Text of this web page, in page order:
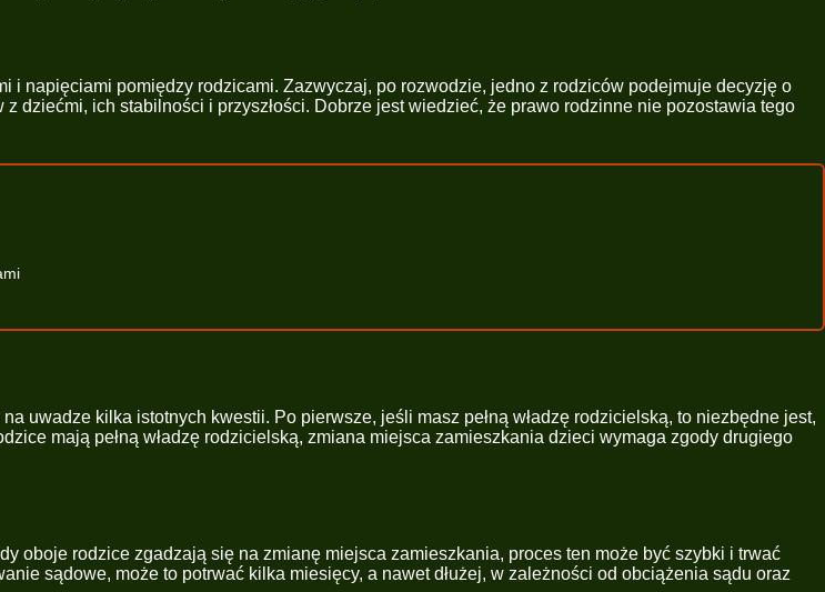
napięciami pomiędzy rodzicami. Zazwyczaj, po rozwodzie, jedno z rodziców podejmuje decyzję o
dziećmi, ich stabilności i przyszłości. Dobrze jest wiedzieć, że prawo rodzinne nie pozostawia tego
uwadze kilka istotnych kwestii. Po pierwsze, jeśli masz pełną władzę rodzicielską, to niezbędne jest,
mają pełną władzę rodzicielską, zmiana miejsca zamieszkania dzieci wymaga zgody drugiego
oboje rodzice zgadzają się na zmianę miejsca zamieszkania, proces ten może być szybki i trwać
sądowe, może to potrwać kilka miesięcy, a nawet dłużej, w zależności od obciążenia sądu oraz